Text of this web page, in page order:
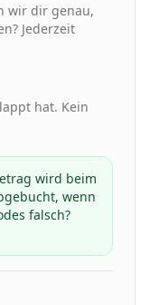
wir dir genau,
Jederzeit
hat. Kein
wird beim
wenn
falsch?